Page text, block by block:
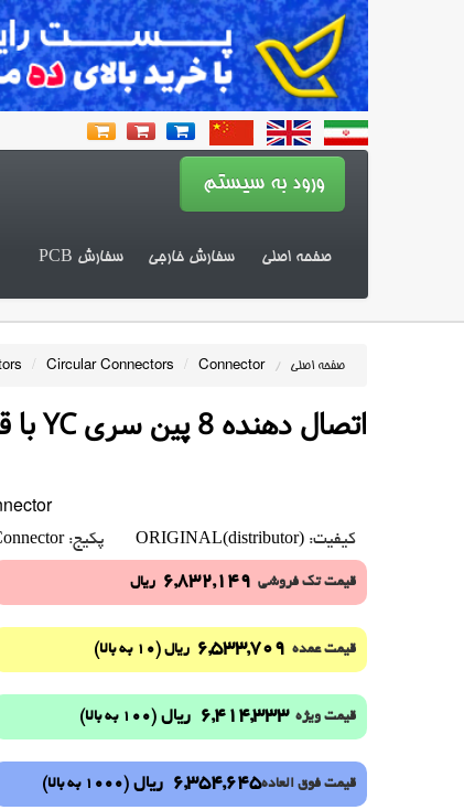
صفحه اصلی سفارش خارجی سفارش PCB
صفحه اصلی /
Connector
/
Circular Connectors
/
اتصال دهنده 8 پین سری YC با قطر 9 میلیمتر
کیفیت: ORIGINAL(distributor) پکیج:
قیمت تک فروشی 6,832,149 ریال
قیمت عمده 6,533,709 ریال (10 به بالا)
قیمت ویژه6,414,333 ریال (100 به بالا)
قیمت فوق العاده6,354,645 ریال (1000 به بالا)